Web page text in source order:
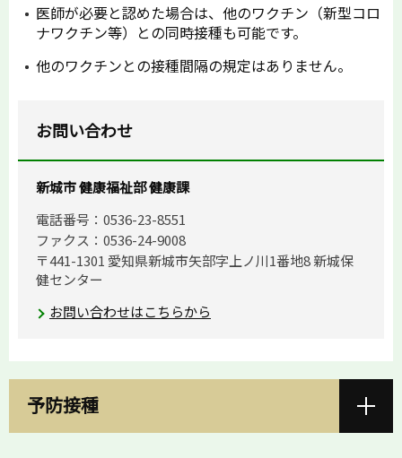
医師が必要と認めた場合は、他のワクチン（新型コロ
ナワクチン等）との同時接種も可能です。
他のワクチンとの接種間隔の規定はありません。
お問い合わせ
新城市 健康福祉部 健康課
電話番号：0536-23-8551
ファクス：0536-24-9008
〒441-1301 愛知県新城市矢部字上ノ川1番地8 新城保
健センター
お問い合わせはこちらから
予防接種